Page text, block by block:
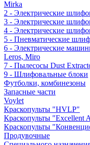
Mirka
2 - Электрические
3 - Электрические
4 - Электрические
5 - Пневматические
6 - Электрические
Leros, Miro
7 - Пылесосы Dust
9 - Шлифовальные блоки
Футболки, комбинезоны
Запасные части
Voylet
Краскопульты "HVLP"
Краскопульты "Excellent
Краскопульты
Продувочные